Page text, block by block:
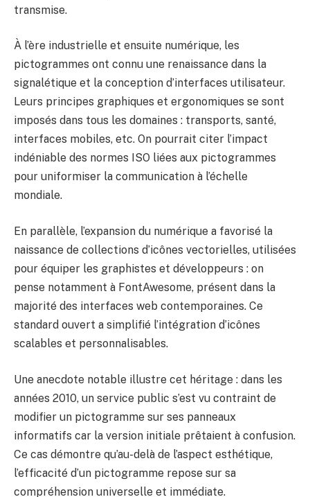
transmise.
À l’ère industrielle et ensuite numérique, les
pictogrammes ont connu une renaissance dans la
signalétique et la conception d’interfaces utilisateur.
Leurs principes graphiques et ergonomiques se sont
imposés dans tous les domaines : transports, santé,
interfaces mobiles, etc. On pourrait citer l’impact
indéniable des normes ISO liées aux pictogrammes
pour uniformiser la communication à l’échelle
mondiale.
En parallèle, l’expansion du numérique a favorisé la
naissance de collections d’icônes vectorielles, utilisées
pour équiper les graphistes et développeurs : on
pense notamment à FontAwesome, présent dans la
majorité des interfaces web contemporaines. Ce
standard ouvert a simplifié l’intégration d’icônes
scalables et personnalisables.
Une anecdote notable illustre cet héritage : dans les
années 2010, un service public s’est vu contraint de
modifier un pictogramme sur ses panneaux
informatifs car la version initiale prêtaient à confusion.
Ce cas démontre qu’au-delà de l’aspect esthétique,
l’efficacité d’un pictogramme repose sur sa
compréhension universelle et immédiate.